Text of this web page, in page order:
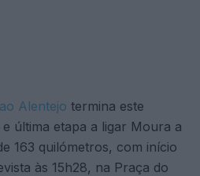
Alentejo termina este
última etapa a ligar Moura a
163 quilómetros, com início
às 15h28, na Praça do